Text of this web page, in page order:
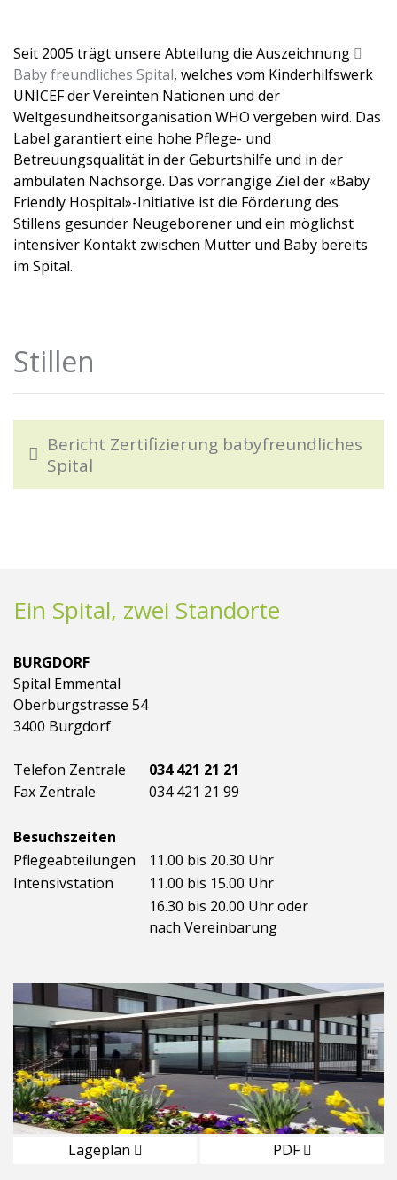
Seit 2005 trägt unsere Abteilung die Auszeichnung
Baby freundliches Spital, welches vom Kinderhilfswerk
UNICEF der Vereinten Nationen und der
Weltgesundheitsorganisation WHO vergeben wird. Das
Label garantiert eine hohe Pflege- und
Betreuungsqualität in der Geburtshilfe und in der
ambulaten Nachsorge. Das vorrangige Ziel der «Baby
Friendly Hospital»-Initiative ist die Förderung des
Stillens gesunder Neugeborener und ein möglichst
intensiver Kontakt zwischen Mutter und Baby bereits
im Spital.
Stillen
Bericht Zertifizierung babyfreundliches
Spital
Ein Spital, zwei Standorte
BURGDORF
Spital Emmental
Oberburgstrasse 54
3400 Burgdorf
Telefon Zentrale
034 421 21 21
Fax Zentrale
034 421 21 99
Besuchszeiten
Pflegeabteilungen
11.00 bis 20.30 Uhr
Intensivstation
11.00 bis 15.00 Uhr
16.30 bis 20.00 Uhr oder
nach Vereinbarung
Lageplan PDF